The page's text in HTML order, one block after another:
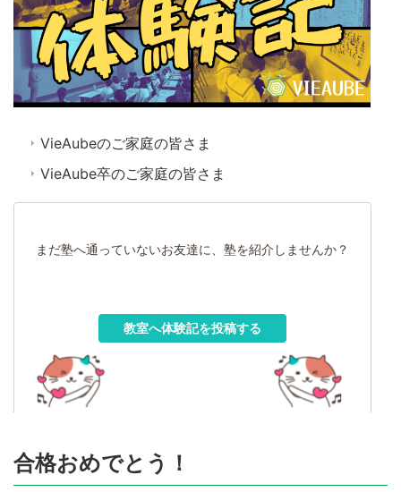
VieAubeのご家庭の皆さま
VieAube卒のご家庭の皆さま
まだ塾へ通っていないお友達に、塾を紹介しませんか？
教室へ体験記を投稿する
合格おめでとう！